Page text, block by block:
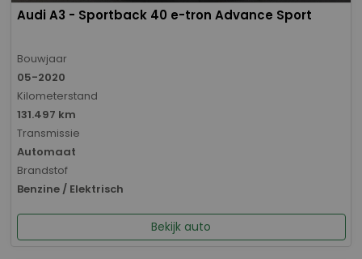
Audi A3 - Sportback 40 e-tron Advance Sport
Bouwjaar
05-2020
Kilometerstand
131.497 km
Transmissie
Automaat
Brandstof
Benzine / Elektrisch
Bekijk auto